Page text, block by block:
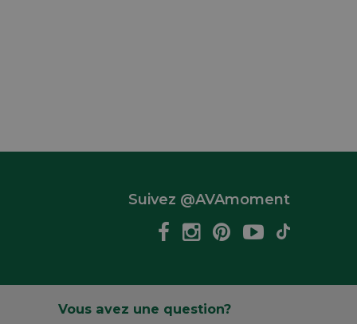
Suivez @AVAmoment
Vous avez une question?